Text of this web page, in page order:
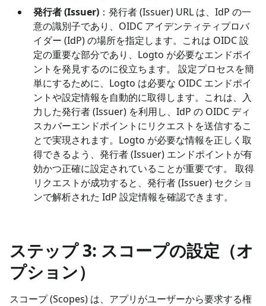
発行者 (Issuer) ：発行者 (Issuer) URL は、IdP の一
意の識別子であり、OIDC アイデンティティプロバ
イダー (IdP) の場所を指定します。これは OIDC 設
定の重要な部分であり、Logto が必要なエンドポイ
ントを発見するのに役立ちます。 設定プロセスを簡
単にするために、Logto は必要な OIDC エンドポイ
ントや設定情報を自動的に取得します。これは、入
力した発行者 (Issuer) を利用し、IdP の OIDC ディ
スカバーエンドポイントにリクエストを送信するこ
とで実現されます。Logto が必要な情報を正しく取
得できるよう、発行者 (Issuer) エンドポイントが有
効かつ正確に設定されていることが重要です。 取得
リクエストが成功すると、発行者 (Issuer) セクショ
ンで解析された IdP 設定情報を確認できます。
ステップ 3: スコープの設定（オ
プション）
スコープ (Scopes) は、アプリがユーザーから要求する権